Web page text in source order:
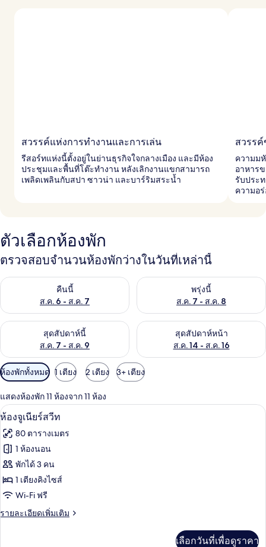
สวรรค์แห่งการทำงานและการเล่น
รีสอร์ทแห่งนี้ตั้งอยู่ในย่านธุรกิจใจกลางเมือง และมีห้อง
ประชุมและพื้นที่โต๊ะทำงาน หลังเลิกงานแขกสามารถ
เพลิดเพลินกับสปา ซาวน่า และบาร์ริมสระน้ำ
สวรร
ความม
อาหาร
รับประ
ความอ
ตัวเลือกห้องพัก
ตรวจสอบจำนวนห้องพักว่างในวันที่เหล่านี้
คืนนี้
ส.ค. 6 - ส.ค. 7
ตรวจสอบจำนวนห้องพักว่างในคืนนี้ ส.ค. 6 - ส.ค. 7พรุ่งนี้
ส.ค. 7 - ส.ค. 8
ตรวจสอบจำนวนห้องพักว่างใน
สุดสัปดาห์นี้
ส.ค. 7 - ส.ค. 9
ตรวจสอบจำนวนห้องพักว่างในสุดสัปดาห์นี้ ส.ค. 7 - ส.ค. 9
สุดสัปดาห์หน้า
ส.ค. 14 - ส.ค. 16
ตรวจสอบจำนวนห้องพักว่างใน
ตัว
กรอง
ที่
มี
ให้
สำหรับ
ห้อง
พัก
ห้องพักทั้งหมด 1 เตียง 2 เตียง 3+ เตียง
แสดงห้องพัก 11 ห้องจาก 11 ห้อง
เปิด
ภาพถ่าย
ทั้งหมด
ของ
ห้อง
จู
เนียร์
ห้องจูเนียร์สวีท | มินิบาร์, ตู้นิรภัยในห้
10
ห้องจูเนียร์สวีท
80 ตารางเมตร
1 ห้องนอน
พักได้ 3 คน
1 เตียงคิงไซส์
Wi-Fi ฟรี
รายละเอียดเพิ่มเติม
ราย
เลือกวันที่เพื่อดูราคา